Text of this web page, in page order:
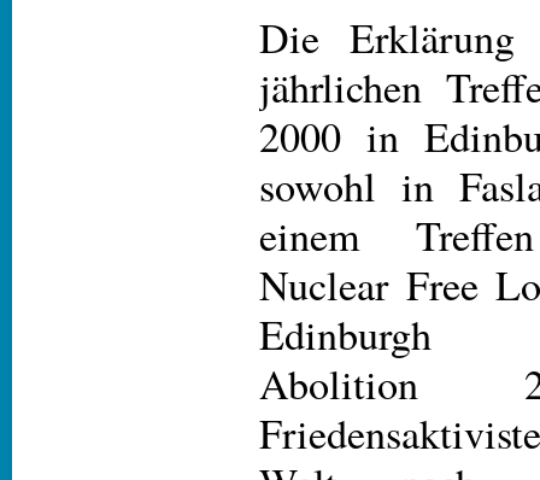
Die
jährlichen
2000 in
sowohl in
einem
Nuclear Free
Edinburgh
Abolition